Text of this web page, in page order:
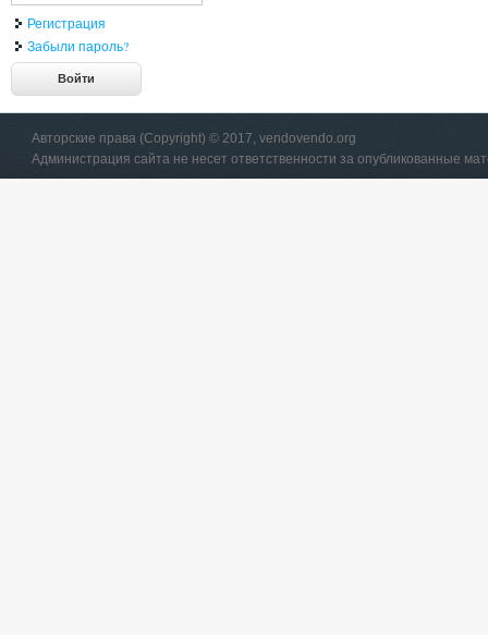
Регистрация
Забыли пароль?
Авторские права (Copyright) © 2017, vendovendo.org
Администрация сайта не несет ответственности за опубликованные